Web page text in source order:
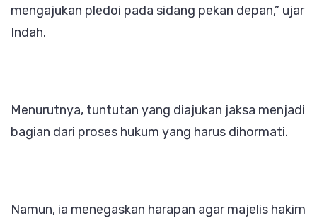
mengajukan pledoi pada sidang pekan depan,” ujar
Indah.
Menurutnya, tuntutan yang diajukan jaksa menjadi
bagian dari proses hukum yang harus dihormati.
Namun, ia menegaskan harapan agar majelis hakim